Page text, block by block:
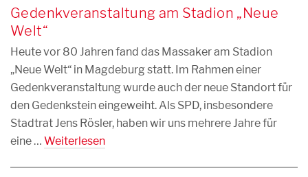
Gedenkveranstaltung am Stadion „Neue
Welt“
Heute vor 80 Jahren fand das Massaker am Stadion
„Neue Welt“ in Magdeburg statt. Im Rahmen einer
Gedenkveranstaltung wurde auch der neue Standort für
den Gedenkstein eingeweiht. Als SPD, insbesondere
Stadtrat Jens Rösler, haben wir uns mehrere Jahre für
eine … Weiterlesen